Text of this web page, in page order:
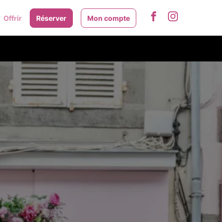
Réserver Mon compte
Offrir